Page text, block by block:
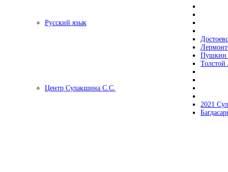
Русский язык
Центр Сулакшина С.С.
2021